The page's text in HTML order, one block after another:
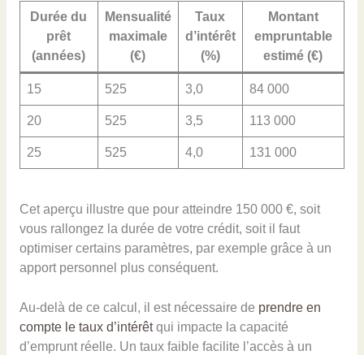
Durée du
prêt
(années)
Mensualité
maximale
(€)
Taux
d’intérêt
(%)
Montant
empruntable
estimé (€)
15 525 3,0 84 000
20 525 3,5 113 000
25 525 4,0 131 000
Cet aperçu illustre que pour atteindre 150 000 €, soit
vous rallongez la durée de votre crédit, soit il faut
optimiser certains paramètres, par exemple grâce à un
apport personnel plus conséquent.
Au-delà de ce calcul, il est nécessaire de prendre en
compte le taux d’intérêtqui impacte la capacité
d’emprunt réelle. Un taux faible facilite l’accès à un